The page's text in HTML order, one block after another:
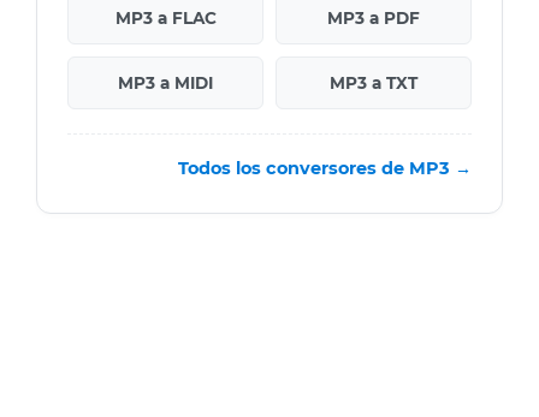
MP3 a FLAC MP3 a PDF
MP3 a MIDI MP3 a TXT
Todos los conversores de MP3 →